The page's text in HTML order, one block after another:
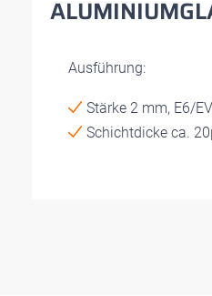
Ausführung:
Stärke 2 mm, E6/
Schichtdicke ca.